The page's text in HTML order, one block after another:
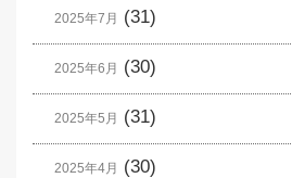
2025年7月 (31)
2025年6月 (30)
2025年5月 (31)
2025年4月 (30)